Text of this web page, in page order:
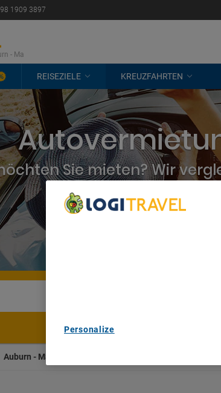
1909 3897
- Ma
REISEZIELE KREUZFAHRTEN
Sie mieten? Wir
Auburn - Ma
Personalize